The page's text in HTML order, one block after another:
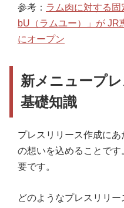
参考： ラム肉に対する
bU（ラムユー）」が JR
にオープン
新メニュープ
基礎知識
プレスリリース作成に
の想いを込めることで
要です。
どのようなプレスリリ